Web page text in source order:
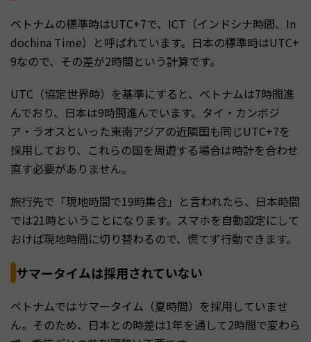
ベトナムの標準時はUTC+7で、ICT（インドシナ時間、In
dochina Time）と呼ばれています。日本の標準時はUTC+
9なので、その差が2時間という計算です。
UTC（協定世界時）を基準にすると、ベトナムは7時間進
んでおり、日本は9時間進んでいます。タイ・カンボジ
ア・ラオスといった東南アジアの近隣国も同じUTC+7を
採用しており、これらの国を周遊する場合は時計を合わせ
直す必要がありません。
旅行先で「現地時間で19時集合」と言われたら、日本時間
では21時ということになります。スマホを自動設定にして
おけば現地時間に切り替わるので、慌てず行動できます。
サマータイムは採用されていない
ベトナムではサマータイム（夏時間）を採用していませ
ん。そのため、日本との時差は1年を通して2時間で変わら